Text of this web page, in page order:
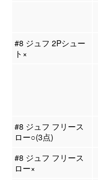
#8 ジュフ 2Pシュー
ト×
#8 ジュフ フリース
ロー○(3点)
#8 ジュフ フリース
ロー×